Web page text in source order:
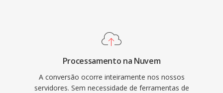
Processamento na Nuvem
A conversão ocorre inteiramente nos nossos
servidores. Sem necessidade de ferramentas de